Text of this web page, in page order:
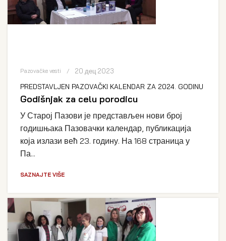
Pazovačke vesti 20 дец 2023
PREDSTAVLJEN PAZOVAČKI KALENDAR ZA 2024. GODINU
Godišnjak za celu porodicu
У Старој Пазови је представљен нови број
годишњака Пазовачки календар, публикација
која излази већ 23. годину. На 168 страница у
Па...
SAZNAJTE VIŠE